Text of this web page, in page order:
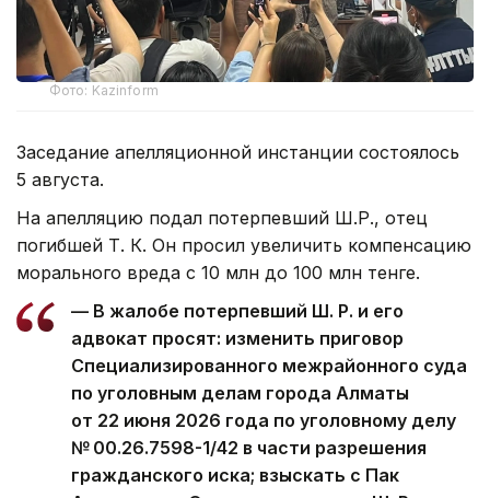
Фото: Kazinform
Заседание апелляционной инстанции состоялось
5 августа.
На апелляцию подал потерпевший Ш.Р., отец
погибшей Т. К. Он просил увеличить компенсацию
морального вреда с 10 млн до 100 млн тенге.
— В жалобе потерпевший Ш. Р. и его
адвокат просят: изменить приговор
Специализированного межрайонного суда
по уголовным делам города Алматы
от 22 июня 2026 года по уголовному делу
№ 00.26.7598-1/42 в части разрешения
гражданского иска; взыскать с Пак